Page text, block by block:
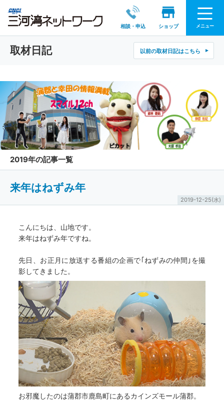
相談・申込 ショップ メニュー
取材日記 以前の取材日記はこちら
2019年の記事一覧
来年はねずみ年
2019-12-25(水)
こんにちは、山地です。
来年はねずみ年ですね。
先日、お正月に放送する番組の企画で｢ねずみの仲間｣を撮
影してきました。
お邪魔したのは蒲郡市鹿島町にあるカインズモール蒲郡。